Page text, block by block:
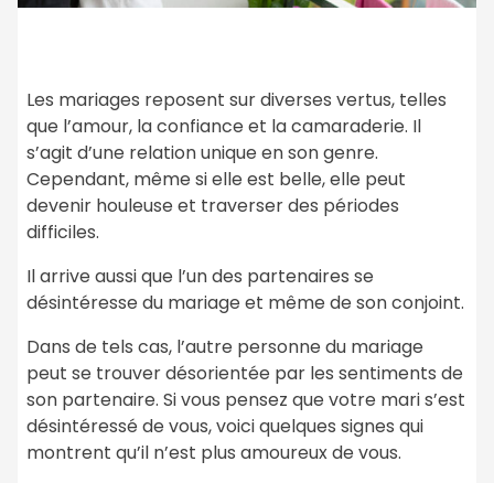
Les mariages reposent sur diverses vertus, telles
que l’amour, la confiance et la camaraderie. Il
s’agit d’une relation unique en son genre.
Cependant, même si elle est belle, elle peut
devenir houleuse et traverser des périodes
difficiles.
Il arrive aussi que l’un des partenaires se
désintéresse du mariage et même de son conjoint.
Dans de tels cas, l’autre personne du mariage
peut se trouver désorientée par les sentiments de
son partenaire. Si vous pensez que votre mari s’est
désintéressé de vous, voici quelques signes qui
montrent qu’il n’est plus amoureux de vous.